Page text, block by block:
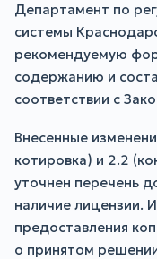
Департамент по
системы
рекомендуемую
содержанию и
соответствии с
Внесенные
котировка) и 2.2
уточнен перечень
наличие лицензии.
предоставления
о принятом